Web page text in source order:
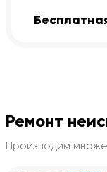
Ремонт
Производим